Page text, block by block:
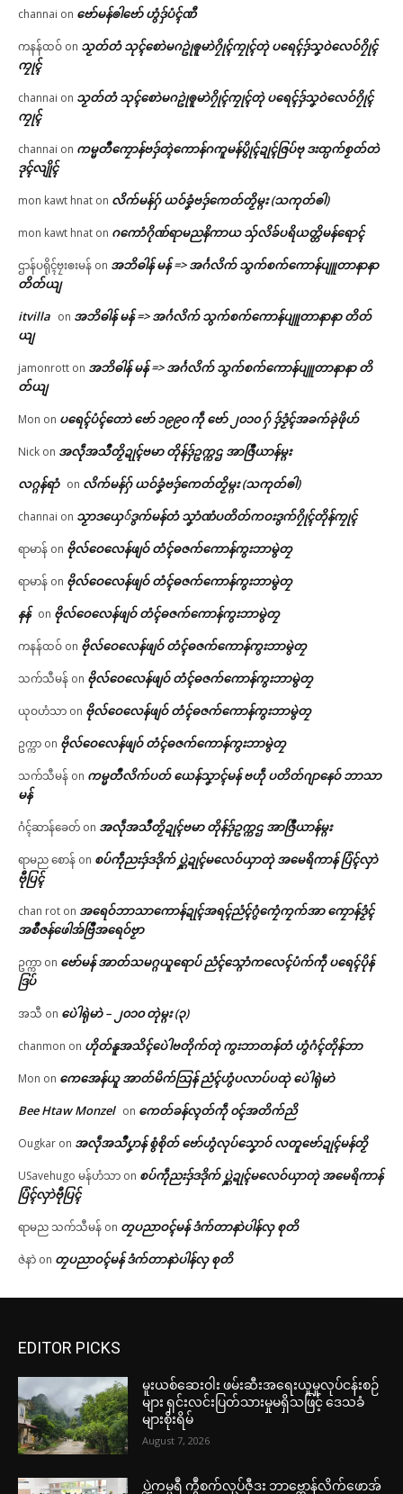
channai on ဗော်မန်ၜါဗော် ဟွံဒှ်ပံၚ်ဏီ
ကနန်ထဝ် on သၟတ်တံ သုၚ်စောဲမဂဥုဲၜူမာဲဂၠိုၚ်ကၠုၚ်တုဲ ပရေၚ်ဒှ်သၞဝဲလေဝ်ဂၠိုၚ်
ကၠုၚ်
channai on သၟတ်တံ သုၚ်စောဲမဂဥုဲၜူမာဲဂၠိုၚ်ကၠုၚ်တုဲ ပရေၚ်ဒှ်သၞဝဲလေဝ်ဂၠိုၚ်
ကၠုၚ်
channai on ကမ္မတဳကၠောန်ဗဒှ်တ္ၚဲကောန်ဂကူမန်ပွိုၚ်ဍုၚ်ဇြပ်ဗု ဒးထ္ပက်စၟတ်တဲ
ဒုၚ်လျိုၚ်
mon kawt hnat on လိက်မန်ဂှ် ယဝ်ခၞံဗဒှ်ကေတ်တၟိမ္ဂး (သကုတ်ၜါ)
mon kawt hnat on ဂကောံဂိုဏ်ရာမညနိကာယ သှ်လိခ်ပရိယတ္တိမန်ရောၚ်
ဌာန်ပရိုၚ်ဗၠးၜးမန် on အဘိဓါန် မန် => အၚ်္ဂလိက် သွက်စက်ကောန်ပျူတာနာနာ
တိတ်ယျ
itvilla on အဘိဓါန် မန် => အၚ်္ဂလိက် သွက်စက်ကောန်ပျူတာနာနာ တိတ်
ယျ
jamonrott on အဘိဓါန် မန် => အၚ်္ဂလိက် သွက်စက်ကောန်ပျူတာနာနာ တိ
တ်ယျ
Mon on ပရေၚ်ပံၚ်တောဲ ဗော် ၁၉၉၀ ကဵု ဗော် ၂၀၁၀ ဂှ် ဒှ်ဒၟံၚ်အခက်ခုဲဖိုဟ်
Nick on အလဵုအသဳတၟိဍုၚ်ဗမာ တိုန်ဒှ်ဥက္ကဌ အာဇြဳယာန်မ္ဂး
လဂ္ဂန်ရာံ on လိက်မန်ဂှ် ယဝ်ခၞံဗဒှ်ကေတ်တၟိမ္ဂး (သကုတ်ၜါ)
channai on သၟာဒယှေ်ဒွက်မန်တံ သၞာံဏံပတိတ်ကဝးဒွက်ဂၠိုၚ်တိုန်ကၠုၚ်
ရာမာန် on ဗိုလ်ဝေလေန်ဖျဝ် တံၚ်ဓဇက်ကောန်ကွးဘာမွဲတၠ
ရာမာန် on ဗိုလ်ဝေလေန်ဖျဝ် တံၚ်ဓဇက်ကောန်ကွးဘာမွဲတၠ
နန် on ဗိုလ်ဝေလေန်ဖျဝ် တံၚ်ဓဇက်ကောန်ကွးဘာမွဲတၠ
ကနန်ထဝ် on ဗိုလ်ဝေလေန်ဖျဝ် တံၚ်ဓဇက်ကောန်ကွးဘာမွဲတၠ
သက်သီမန် on ဗိုလ်ဝေလေန်ဖျဝ် တံၚ်ဓဇက်ကောန်ကွးဘာမွဲတၠ
ယုဝဟံသာ on ဗိုလ်ဝေလေန်ဖျဝ် တံၚ်ဓဇက်ကောန်ကွးဘာမွဲတၠ
ဥက္ကာ on ဗိုလ်ဝေလေန်ဖျဝ် တံၚ်ဓဇက်ကောန်ကွးဘာမွဲတၠ
သက်သီမန် on ကမ္မတဳလိက်ပတ် ယေန်သၞာၚ်မန် ဗဟဵု ပတိတ်ဂျာနေဝ် ဘာသာ
မန်
ဂံၚ်ဆာန်ခေတ် on အလဵုအသဳတၟိဍုၚ်ဗမာ တိုန်ဒှ်ဥက္ကဌ အာဇြဳယာန်မ္ဂး
ရာမည စောန် on စပ်ကဵုညးဒှ်ဒဒိုက် ပ္ဋဲဍုၚ်မလေဝ်ယှာတုဲ အမေရိကာန် ပြံၚ်လှာဲ
ဗီုပြၚ်
chan rot on အရေဝ်ဘာသာကောန်ဍုၚ်အရၚ်ညံၚ်ဂွံကၠေံကၠက်အာ ကၠောန်ဒၟံၚ်
အစဳဇန်ဖေါအ်ဗြဳအရေဝ်ဗၟာ
ဥက္ကာ on ဗော်မန် အာတ်သမဂ္ဂယူရောပ် ညံၚ်သ္ဂောံကလေၚ်ပံက်ကဵု ပရေၚ်ပိုန်
ဒြပ်
အသီ on ပေဲါရုဲမာဲ – ၂၀၁၀ တုဲမ္ဂး (၃)
chanmon on ဟိုတ်နူအသိၚ်ပေဲါဗတိုက်တုဲ ကွးဘာတန်တံ ဟွံဂံၚ်တိုန်ဘာ
Mon on ကေအေန်ယူ အာတ်မိက်သြန် ညံၚ်ဟွံပလာပ်ပထုဲ ပေဲါရုဲမာဲ
Bee Htaw Monzel on ကေတ်ခန်လ္ၚတ်ကဵု ၀ၚ်အတိက်ညိ
Ougkar on အလဵုအသဳပၞာန် စွံစိုတ် ဗော်ဟွံလုပ်သၞောဝ် လတူဗော်ဍုၚ်မန်တၟိ
USavehugo မန်ဟံသာ on စပ်ကဵုညးဒှ်ဒဒိုက် ပ္ဋဲဍုၚ်မလေဝ်ယှာတုဲ အမေရိကာန်
ပြံၚ်လှာဲဗီုပြၚ်
ရာမည သက်သီမန် on တၠပညာဝၚ်မန် ဒံက်တာနာဲပါန်လှ စုတိ
ဇဲနာဲ on တၠပညာဝၚ်မန် ဒံက်တာနာဲပါန်လှ စုတိ
EDITOR PICKS
မူးယစ်ဆေးဝါး ဖမ်းဆီးအရေးယူမှုလုပ်ငန်းစဉ်
များ ရှင်းလင်းပြတ်သားမှုမရှိသဖြင့် ဒေသခံ
များစိုးရိမ်
August 7, 2026
ပ္ဍဲကမ္မရဳ ကွဳစက်လုပ်ဇီုဒး ဘာဗ္တောန်လိက်ဖောအ်